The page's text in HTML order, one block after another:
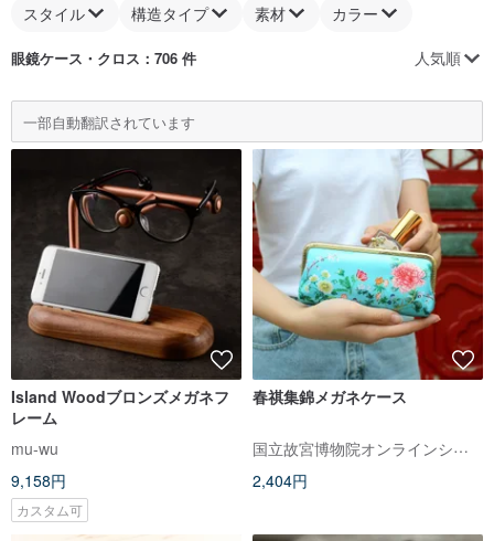
スタイル 構造タイプ 素材 カラー
眼鏡ケース・クロス ：706 件 人気順
一部自動翻訳されています
Island Woodブロンズメガネフ
レーム
mu-wu
9,158円
カスタム可
春祺集錦メガネケース
国立故宮博物院オンラインショップ
2,404円